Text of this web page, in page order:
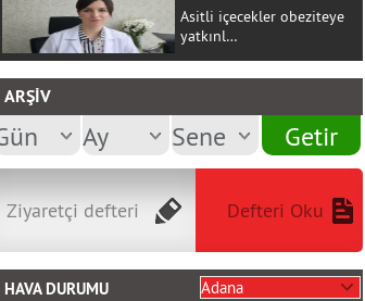
Asitli içecekler obeziteye
yatkınl…
ARŞİV
Ziyaretçi defteri Defteri Oku
HAVA DURUMU